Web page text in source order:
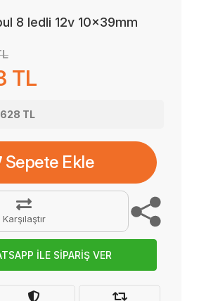
8 ledli 12v 10x39mm
TL
628 TL
Sepete Ekle
Karşılaştır
İLE SİPARİŞ VER